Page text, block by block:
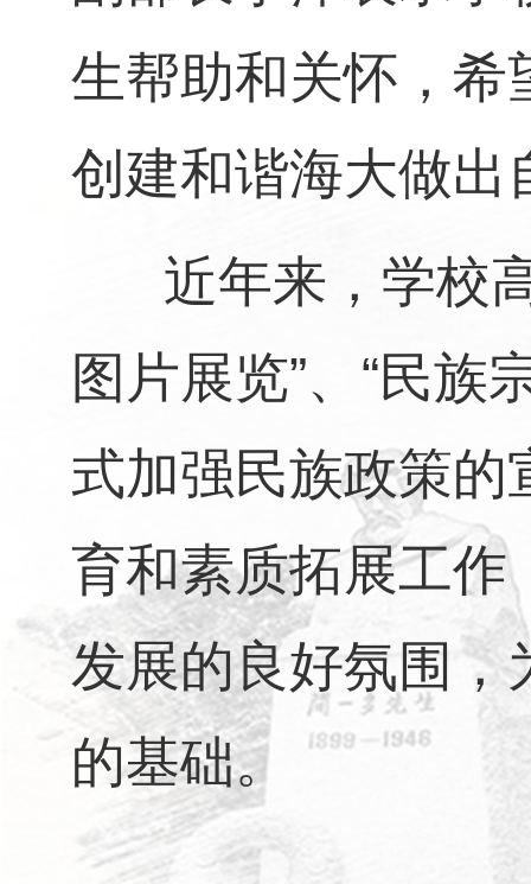
生帮助和关怀，希
创建和谐海大做出
近年来，学校高
图片展览”、“民族
式加强民族政策的
育和素质拓展工作
发展的良好氛围，
的基础。